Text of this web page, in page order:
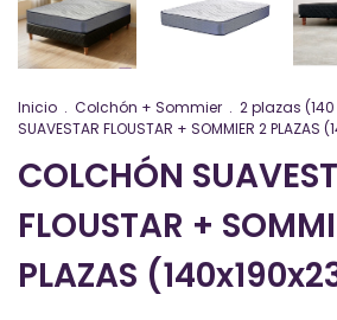
Inicio . Colchón + Sommier . 2 plazas (140
SUAVESTAR FLOUSTAR + SOMMIER 2 PLAZAS
COLCHÓN
FLOUSTAR +
PLAZAS